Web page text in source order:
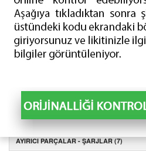
ESİGARA - TEK APARATLI (68)
ESİGARA - ÇİFT APARATLI (4)
ELİKİT - TÜRLÜ AROMALI (288)
AYIRICI PARÇALAR - ATOMİZERLER (109)
AYIRICI PARÇALAR - KARTUŞLAR (1)
AYIRICI PARÇALAR - ŞARJLAR (7)